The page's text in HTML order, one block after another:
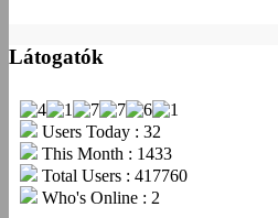
Látogatók
Users Today : 32
This Month : 1433
Total Users : 417760
Who's Online : 2